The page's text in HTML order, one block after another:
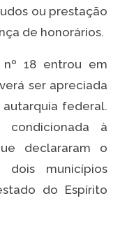
ou prestação
de honorários.
nº 18 entrou em
ser apreciada
federal.
à
declararam o
municípios
do Espírito